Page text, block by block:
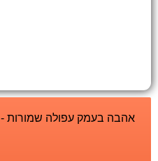
אהבה בעמק עפולה שמורות - Megaland כל הזכויות באתר